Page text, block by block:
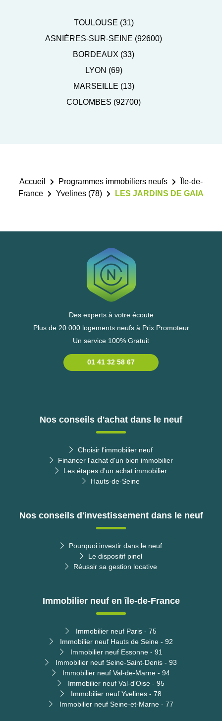
TOULOUSE (31)
ASNIÈRES-SUR-SEINE (92600)
BORDEAUX (33)
LYON (69)
MARSEILLE (13)
COLOMBES (92700)
Accueil Programmes immobiliers neufs
Île-de-
France
Yvelines (78) LES JARDINS DE GAIA
Des experts à votre écoute
Plus de 20 000 logements neufs à Prix Promoteur
Un service 100% Gratuit
01 41 32 58 67
Nos conseils d'achat dans le neuf
Choisir l'immobilier neuf
Financer l'achat d'un bien immobilier
Les étapes d'un achat immobilier
Hauts-de-Seine
Nos conseils d'investissement dans le neuf
Pourquoi investir dans le neuf
Le dispositif pinel
Réussir sa gestion locative
Immobilier neuf en île-de-France
Immobilier neuf Paris - 75
Immobilier neuf Hauts de Seine - 92
Immobilier neuf Essonne - 91
Immobilier neuf Seine-Saint-Denis - 93
Immobilier neuf Val-de-Marne - 94
Immobilier neuf Val-d'Oise - 95
Immobilier neuf Yvelines - 78
Immobilier neuf Seine-et-Marne - 77